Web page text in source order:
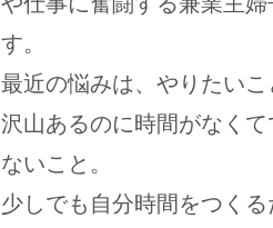
す。
最近の悩みは、やりたいこ
沢山あるのに時間がなくて
ないこと。
少しでも自分時間をつくる